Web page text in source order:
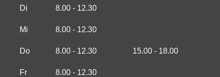
Di 8.00 - 12.30
Mi 8.00 - 12.30
Do 8.00 - 12.30 15.00 - 18.00
Fr 8.00 - 12.30